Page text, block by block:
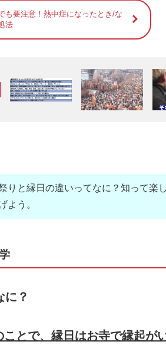
も要注意！熱中症になったとき/な
法
と縁日の違いってなに？知って楽
よう。
に？
とで、縁日はお寺で縁起が